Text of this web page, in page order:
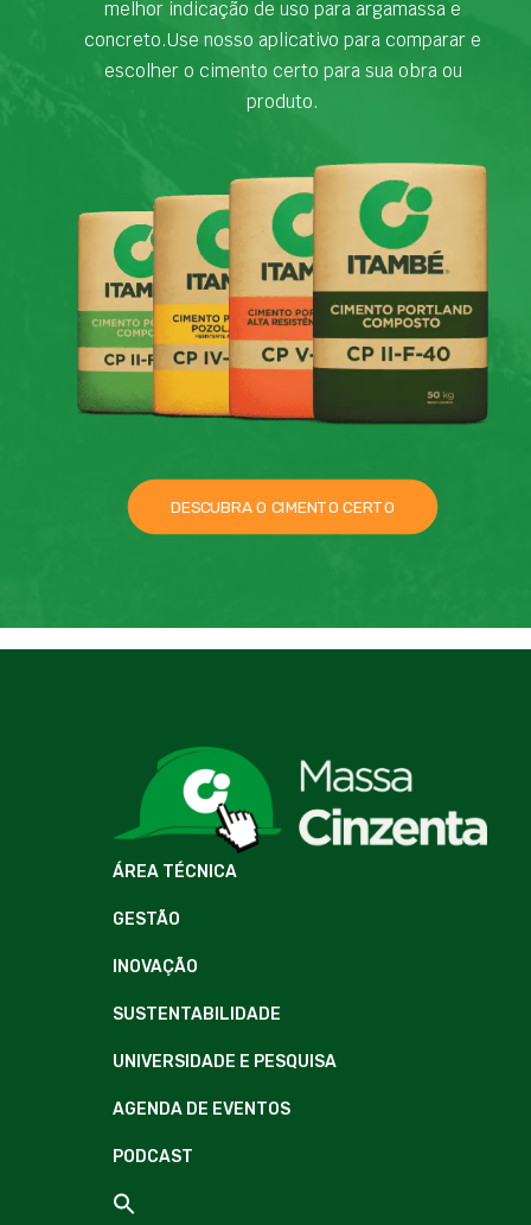
melhor indicação de uso para argamassa e
concreto.Use nosso aplicativo para comparar e
escolher o cimento certo para sua obra ou
produto.
DESCUBRA O CIMENTO CERTO
ÁREA TÉCNICA
GESTÃO
INOVAÇÃO
SUSTENTABILIDADE
UNIVERSIDADE E PESQUISA
AGENDA DE EVENTOS
PODCAST